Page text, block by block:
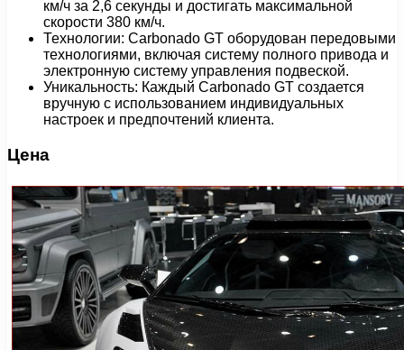
км/ч за 2,6 секунды и достигать максимальной
скорости 380 км/ч.
Технологии: Carbonado GT оборудован передовыми
технологиями, включая систему полного привода и
электронную систему управления подвеской.
Уникальность: Каждый Carbonado GT создается
вручную с использованием индивидуальных
настроек и предпочтений клиента.
Цена